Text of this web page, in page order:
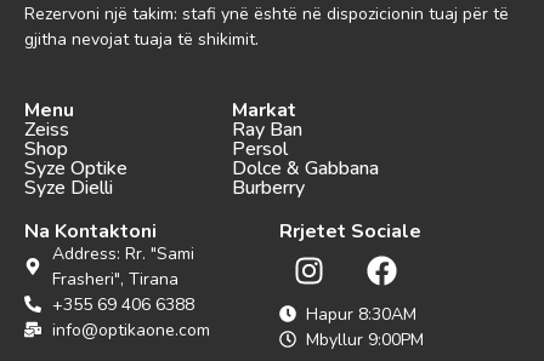
Rezervoni një takim: stafi ynë është në dispozicionin tuaj për të
gjitha nevojat tuaja të shikimit.
Menu
Zeiss
Shop
Syze Optike
Syze Dielli
Markat
Ray Ban
Persol
Dolce & Gabbana
Burberry
Na Kontaktoni
Address: Rr. "Sami
Frasheri", Tirana
+355 69 406 6388
info@optikaone.com
Rrjetet Sociale
Hapur 8:30AM
Mbyllur 9:00PM